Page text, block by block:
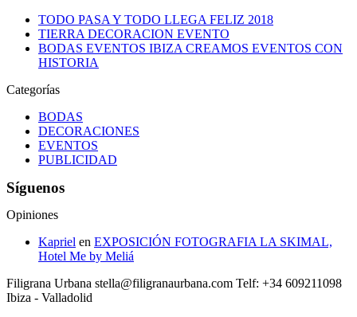
TODO PASA Y TODO LLEGA FELIZ 2018
TIERRA DECORACION EVENTO
BODAS EVENTOS IBIZA CREAMOS EVENTOS CON
HISTORIA
Categorías
BODAS
DECORACIONES
EVENTOS
PUBLICIDAD
Síguenos
Opiniones
Kapriel en EXPOSICIÓN FOTOGRAFIA LA SKIMAL,
Hotel Me by Meliá
Filigrana Urbana stella@filigranaurbana.com Telf: +34 609211098
Ibiza - Valladolid